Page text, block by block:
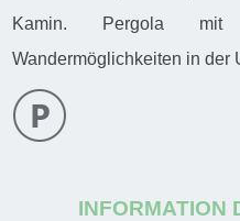
Kamin. Pergola mit
Wandermöglichkeiten in der
INFORMATION